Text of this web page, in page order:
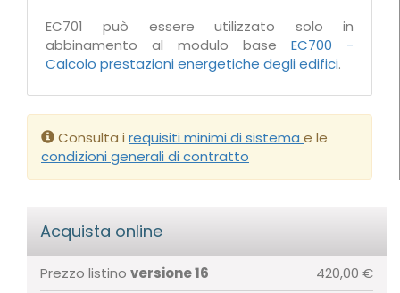
EC701 può essere utilizzato solo in
abbinamento al modulo base EC700 -
Calcolo prestazioni energetiche degli edifici.
Consulta i requisiti minimi di sistema e le
condizioni generali di contratto
Acquista online
Prezzo listino versione 16 420,00 €